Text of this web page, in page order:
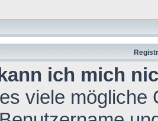
ich mich
viele